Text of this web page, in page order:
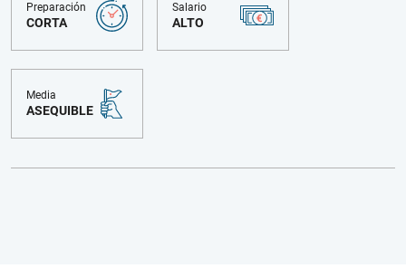
Preparación
CORTA
Salario
ALTO
Media
ASEQUIBLE